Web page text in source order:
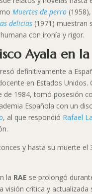
Muertes de perro
delicias (1971) muestran
con ironía y rigor.
Ayala en la
definitivamente a
en Estados
de 1984, tomó posesión
Española con un
, al que respondió Rafael
y hasta su muerte el
la RAE se prolongó
visión crítica y actualizada